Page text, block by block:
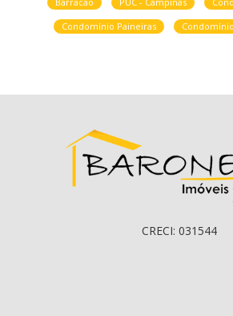
Condomínio Paineiras
CRECI: 031544